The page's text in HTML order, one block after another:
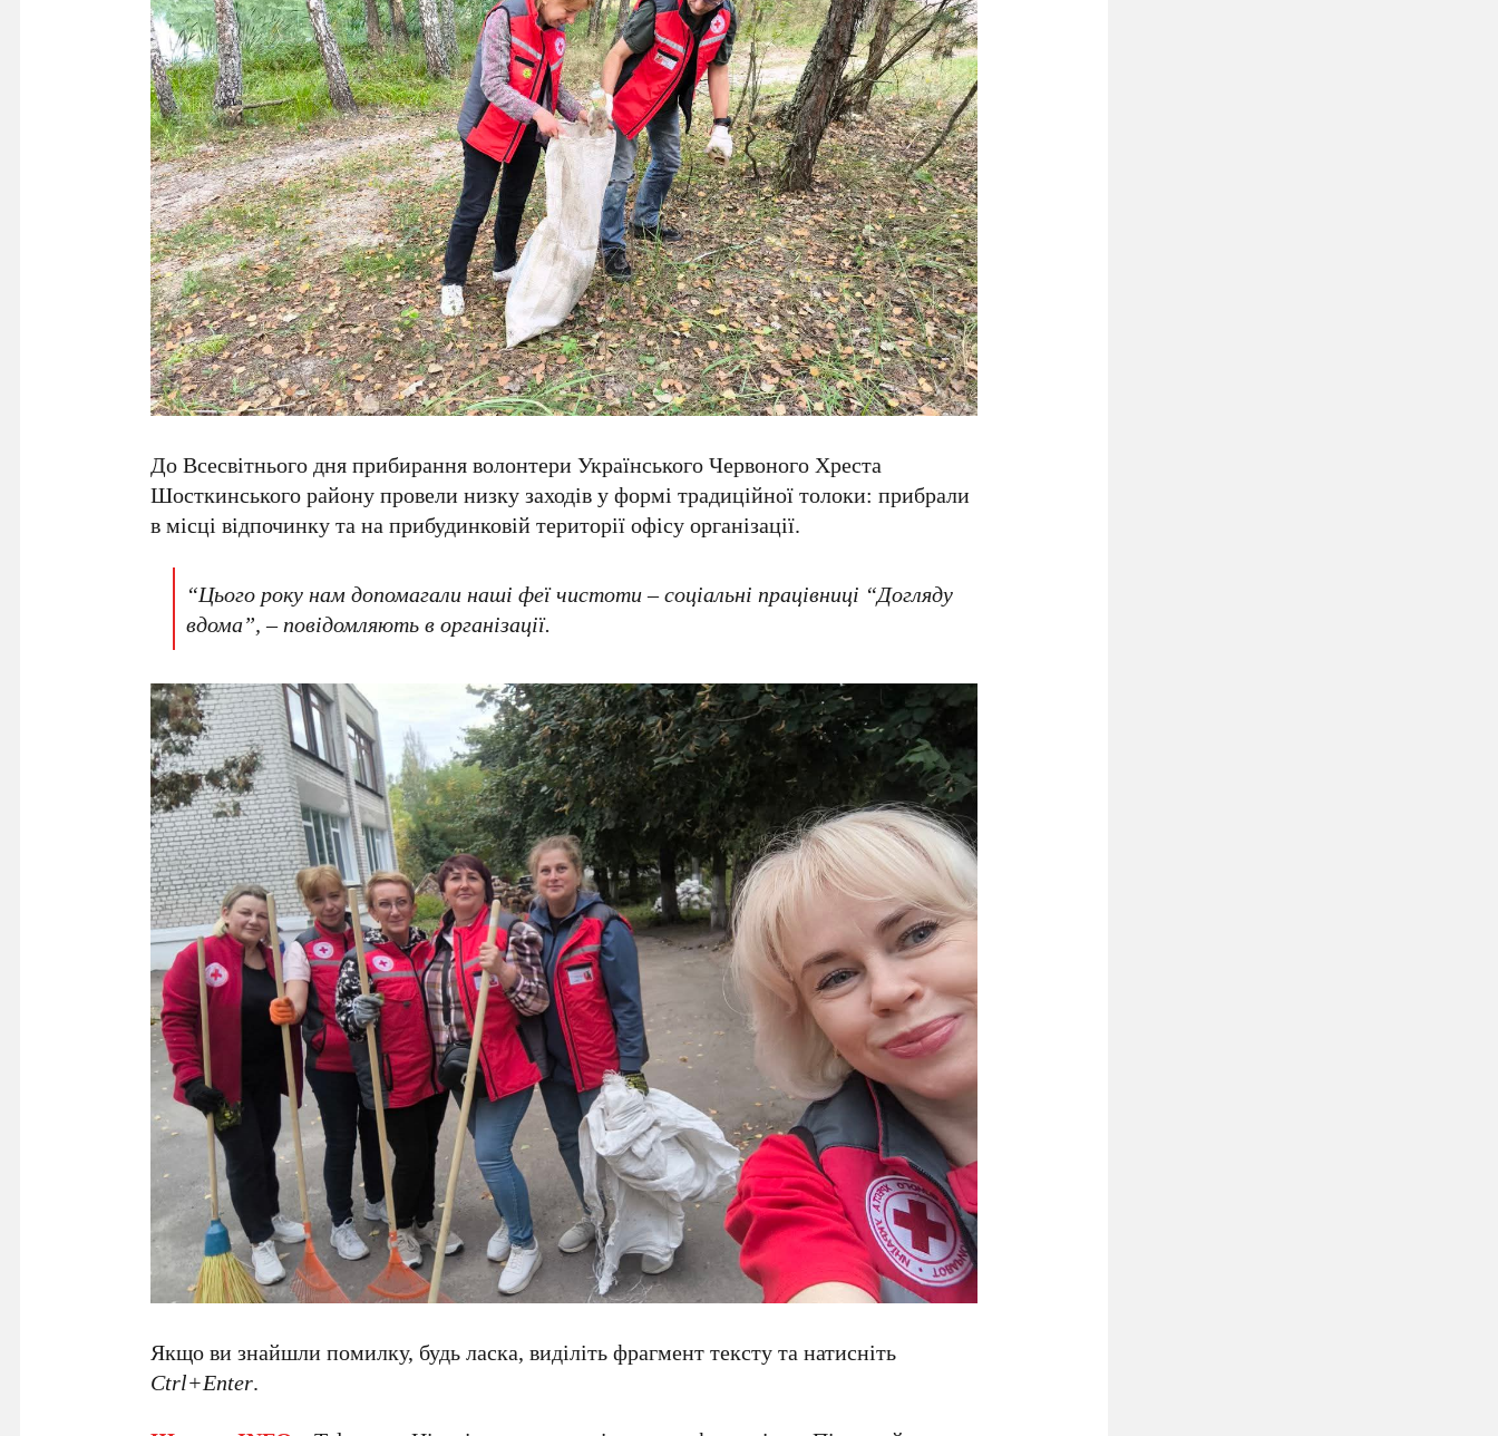
До Всесвітнього дня прибирання волонтери Українського Червоного Хреста
Шосткинського району провели низку заходів у формі традиційної толоки: прибрали
в місці відпочинку та на прибудинковій території офісу організації.
“Цього року нам допомагали наші феї чистоти – соціальні працівниці “Догляду
вдома”, – повідомляють в організації.
Якщо ви знайшли помилку, будь ласка, виділіть фрагмент тексту та натисніть
Ctrl+Enter.